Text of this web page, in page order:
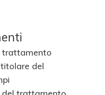
trattamento
del